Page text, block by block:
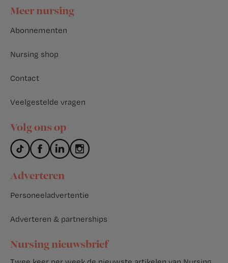
Footer
Meer nursing
Abonnementen
Nursing shop
Contact
Veelgestelde vragen
Volg ons op
Adverteren
Personeeladvertentie
Adverteren & partnerships
Nursing nieuwsbrief